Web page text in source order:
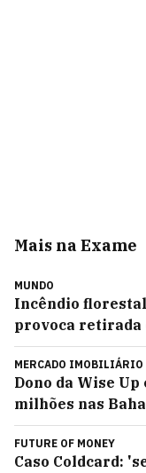
Mais na Exame
MUNDO
Incêndio
provoca retirada
MERCADO IMOBILIÁRIO
Dono da Wise Up
milhões nas
FUTURE OF MONEY
Caso Coldcard: